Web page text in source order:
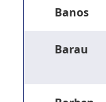
Banos
Barau